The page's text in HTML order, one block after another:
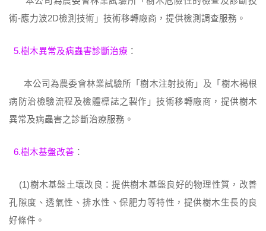
術-應力波2D檢測技術」技術移轉廠商，提供檢測調查服務。
5.樹木異常及病蟲害診斷治療 ：
本公司為農委會林業試驗所「樹木注射技術」及「樹木褐根
病防治檢驗流程及檢體標誌之製作」技術移轉廠商，提供樹木
異常及病蟲害之診斷治療服務。
6.樹木基盤改善 ：
(1)樹木基盤土壤改良：提供樹木基盤良好的物理性質，改善
孔隙度、透氣性、排水性、保肥力等特性，提供樹木生長的良
好條件。